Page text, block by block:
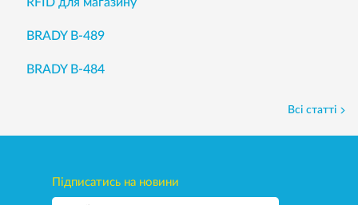
RFID для магазину
BRADY B-489
BRADY B-484
Всі статті
Підписатись на новини